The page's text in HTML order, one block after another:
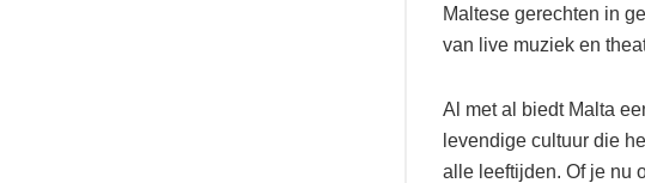
Maltese gerechten in
van live muziek en
Al met al biedt Malta
levendige cultuur die
alle leeftijden. Of je nu